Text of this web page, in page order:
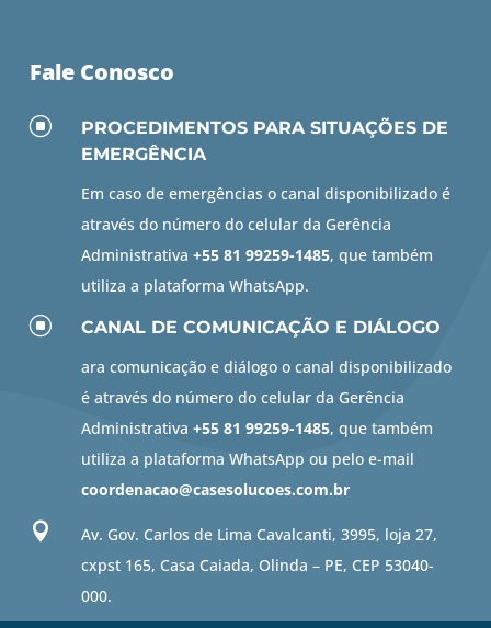
Fale Conosco
]
PROCEDIMENTOS PARA SITUAÇÕES DE
EMERGÊNCIA
Em caso de emergências o canal disponibilizado é
através do número do celular da Gerência
Administrativa +55 81 99259-1485, que também
utiliza a plataforma WhatsApp.
]
CANAL DE COMUNICAÇÃO E DIÁLOGO
ara comunicação e diálogo o canal disponibilizado
é através do número do celular da Gerência
Administrativa +55 81 99259-1485, que também
utiliza a plataforma WhatsApp ou pelo e-mail
coordenacao@casesolucoes.com.br

Av. Gov. Carlos de Lima Cavalcanti, 3995, loja 27,
cxpst 165, Casa Caiada, Olinda – PE, CEP 53040-
000.